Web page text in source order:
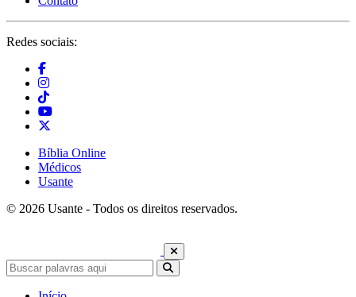
Redes sociais:
Bíblia Online
Médicos
Usante
© 2026 Usante - Todos os direitos reservados.